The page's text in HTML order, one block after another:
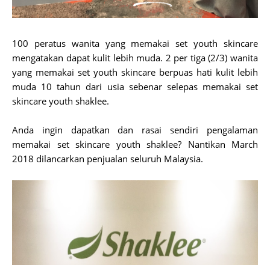
100 peratus wanita yang memakai set youth skincare
mengatakan dapat kulit lebih muda. 2 per tiga (2/3) wanita
yang memakai set youth skincare berpuas hati kulit lebih
muda 10 tahun dari usia sebenar selepas memakai set
skincare youth shaklee.
Anda ingin dapatkan dan rasai sendiri pengalaman
memakai set skincare youth shaklee? Nantikan March
2018 dilancarkan penjualan seluruh Malaysia.